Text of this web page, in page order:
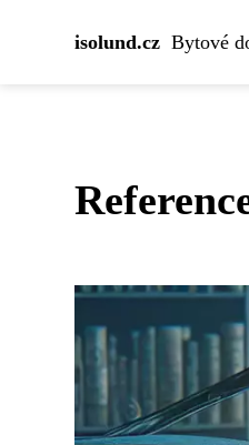
isolund.cz Bytové